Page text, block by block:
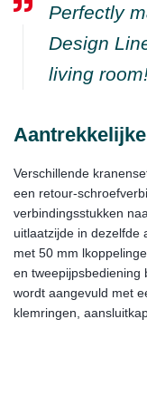
Perfectly
Design
living
Verschillende
een retour-
verbindingsstukken
uitlaatzijde in dezelfde
met 50 mm
en tweepijpsbediening
wordt aangevuld met
klemringen,